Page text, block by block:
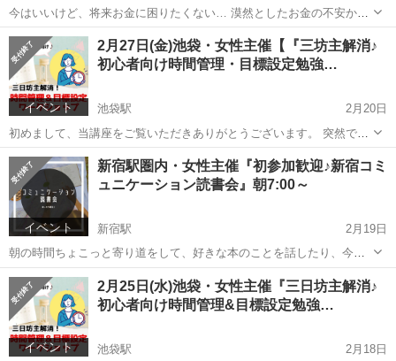
今はいいけど、将来お金に困りたくない… 漠然としたお金の不安から
解放されたい… 物価は上がってるのに、給料は上がらない… などと思
う方も多いのではないでしょうか？ 結婚や育児、家計のやりくり、住
宅ローンや老後...
東京 新宿区 池袋駅 その他 コミュ力
イベント
2月27日(金)池袋・女性主催【『三坊主解消♪
初心者向け時間管理・目標設定勉強…
池袋駅
2月20日
初めまして、当講座をご覧いただきありがとうございます。 突然です
が、自分のやりたいことにしっかり時間を使えていますか？ 「ライフ
スタイルを変えていきたい！」 「今年こそ目標をたっせいしたい！」
「やりたいこと...
東京 池袋駅 その他 勉強会
イベント
新宿駅圏内・女性主催『初参加歓迎♪新宿コミ
ュニケーション読書会』朝7:00～
新宿駅
2月19日
朝の時間ちょこっと寄り道をして、好きな本のことを話したり、今よ
りもっと知識を増やしたい人のための読書会です。 みんなで本を持ち
寄り、その本を読んで感じたこと、学んだことを紹介し感想をシェア
していきます。 本が好き...
東京 新宿区 新宿駅 その他 読書会
イベント
2月25日(水)池袋・女性主催『三日坊主解消♪
初心者向け時間管理&目標設定勉強…
池袋駅
2月18日